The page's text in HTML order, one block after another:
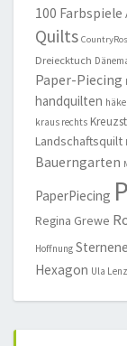
100 Farbspiele
Quilts
Dreiecktuch
Paper-Piecing
handquilten
kraus rechts
Landschaftsquilt
Bauerngarten
PaperPiecing
Regina Grewe
Hoffnung
Hexagon Ula Lenz